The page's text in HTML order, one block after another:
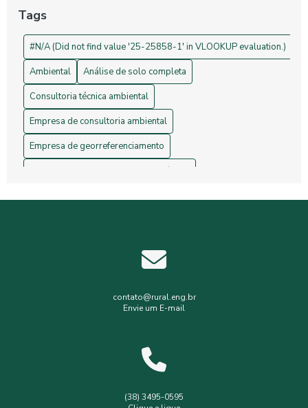
Construção Civil
Drones na Topografia: Revolucionando Medições e Mapas
Tags
#N/A (Did not find value '25-25858-1' in VLOOKUP evaluation.)
Ambiental
Análise de solo completa
Consultoria técnica ambiental
Empresa de consultoria ambiental
Empresa de georreferenciamento
Gerenciamento de resíduos hospitalares
Gerenciamento de resíduos sólidos
Levantamento planialtimétrico cadastral
Levantamento topográfico com drone
contato@rural.eng.br
Envie um E-mail
(38) 3495-0595